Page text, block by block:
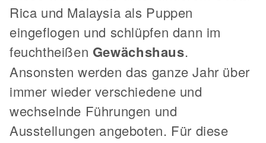
Rica und Malaysia als Puppen
eingeflogen und schlüpfen dann im
feuchtheißen Gewächshaus.
Ansonsten werden das ganze Jahr über
immer wieder verschiedene und
wechselnde Führungen und
Ausstellungen angeboten. Für diese